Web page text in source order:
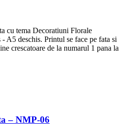
cu tema Decoratiuni Florale
A5 deschis. Printul se face pe fata si
crescatoare de la numarul 1 pana la
– NMP-06